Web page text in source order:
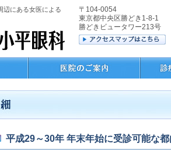
辺にある女医による
〒104-0054
東京都中央区勝どき1-8-1
勝どきビュータワー213号
平成29～30年 年末年始に受診可能な